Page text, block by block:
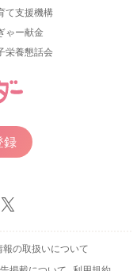
て支援機構
ゃー献金
栄養懇話会
録
報の取扱いについて